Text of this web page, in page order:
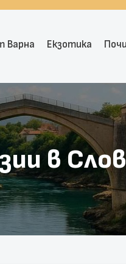
Варна Екзотика
в